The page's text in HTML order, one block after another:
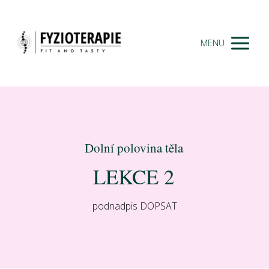
MENU
Dolní polovina těla
LEKCE 2
podnadpis DOPSAT